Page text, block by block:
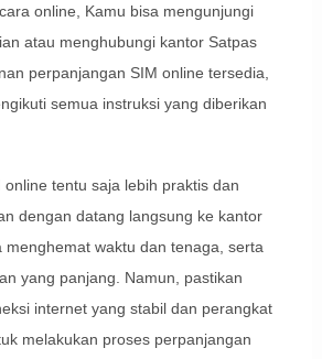
online, Kamu bisa mengunjungi
atau menghubungi kantor Satpas
perpanjangan SIM online tersedia,
semua instruksi yang diberikan
online tentu saja lebih praktis dan
dengan datang langsung ke kantor
menghemat waktu dan tenaga, serta
yang panjang. Namun, pastikan
internet yang stabil dan perangkat
melakukan proses perpanjangan